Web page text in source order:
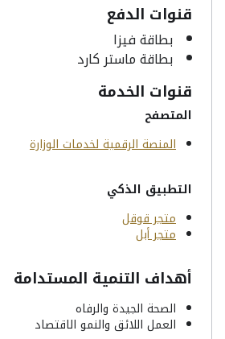
قنوات الدفع
بطاقة فيزا
بطاقة ماستر كارد
قنوات الخدمة
المتصفح
المنصة الرقمية لخدمات الوزارة
التطبيق الذكي
متجر قوقل
متجر أبل
أهداف التنمية المستدامة
الصحة الجيدة والرفاه
العمل اللائق والنمو الاقتصاد